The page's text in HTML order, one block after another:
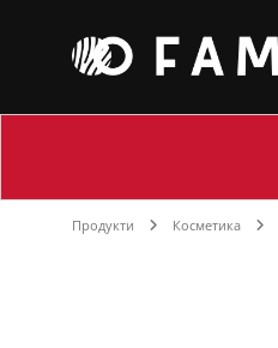
Продукти Косметика